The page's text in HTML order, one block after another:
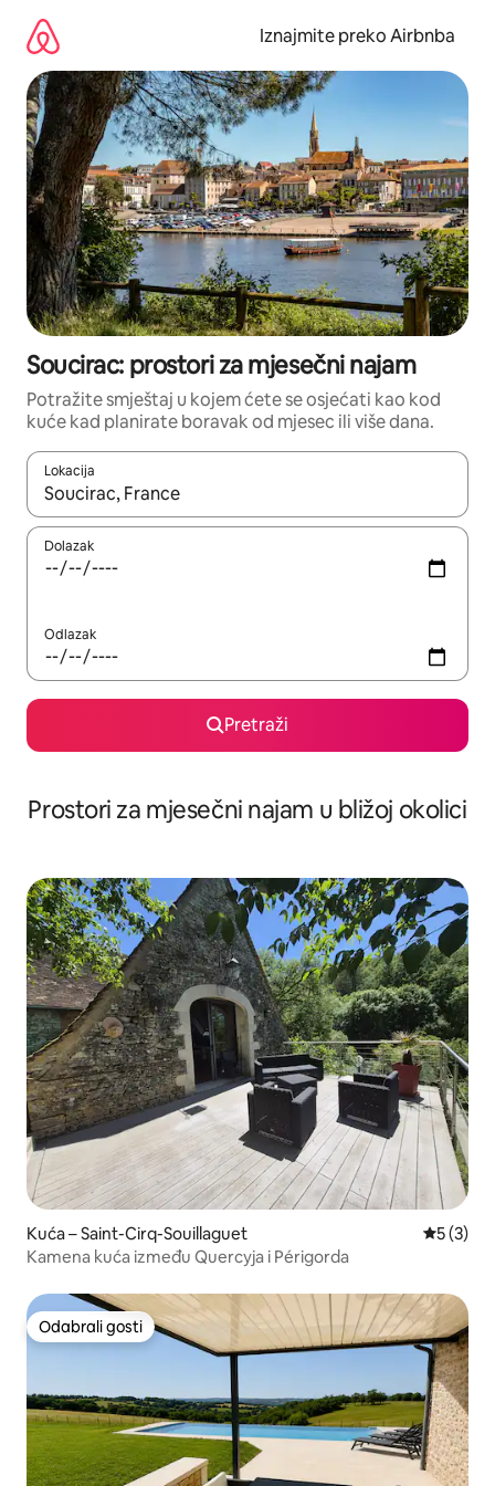
sadržaj
Iznajmite preko Airbnba
Soucirac: prostori za mjesečni najam
Potražite smještaj u kojem ćete se osjećati kao kod
kuće kad planirate boravak od mjesec ili više dana.
Lokacija
Kada budu dostupni rezultati, moći ćete ih pregledati
Dolazak
Odlazak
Pretraži
Prostori za mjesečni najam u bližoj okolici
Kuća – Saint-Cirq-Souillaguet
5 (3)
Kamena kuća između Quercyja i Périgorda
Odabrali gosti
Odabrali gosti